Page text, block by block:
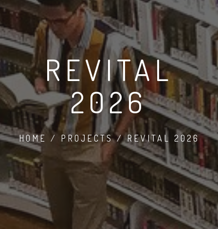
REVITAL
2026
HOME / PROJECTS / REVITAL 2026